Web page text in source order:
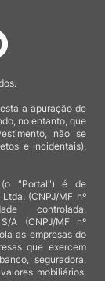
a apuração de
no entanto, que
não se
e incidentais),
(o "Portal") é de
(CNPJ/MF nº
controlada,
A (CNPJ/MF nº
as empresas do
que exercem
seguradora,
mobiliários,